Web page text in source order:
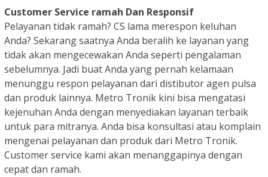
Customer Service ramah Dan Responsif
Pelayanan tidak ramah? CS lama merespon keluhan
Anda? Sekarang saatnya Anda beralih ke layanan yang
tidak akan mengecewakan Anda seperti pengalaman
sebelumnya. Jadi buat Anda yang pernah kelamaan
menunggu respon pelayanan dari distibutor agen pulsa
dan produk lainnya. Metro Tronik kini bisa mengatasi
kejenuhan Anda dengan menyediakan layanan terbaik
untuk para mitranya. Anda bisa konsultasi atau komplain
mengenai pelayanan dan produk dari Metro Tronik.
Customer service kami akan menanggapinya dengan
cepat dan ramah.